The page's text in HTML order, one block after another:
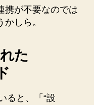
携が不要なのでは
しら。
た
ると、「“設